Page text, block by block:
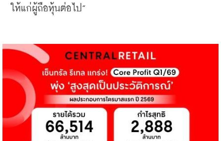
ให้แก่ผู้ถือหุ้นต่อไป”